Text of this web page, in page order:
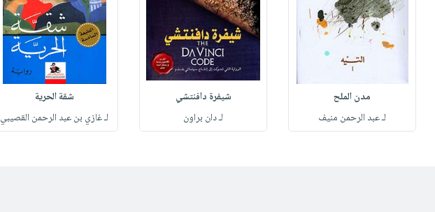
مدن الملح
لـ عبد الرحمن منيف
شيفرة دافنتشي
لـ دان براون
شقة الحرية
لـ غازي بن عبد الرحمن القصيبي